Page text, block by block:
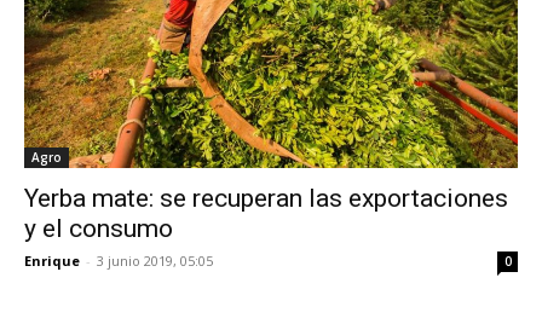
Agro
Yerba mate: se recuperan las exportaciones
y el consumo
Enrique - 3 junio 2019, 05:05 0